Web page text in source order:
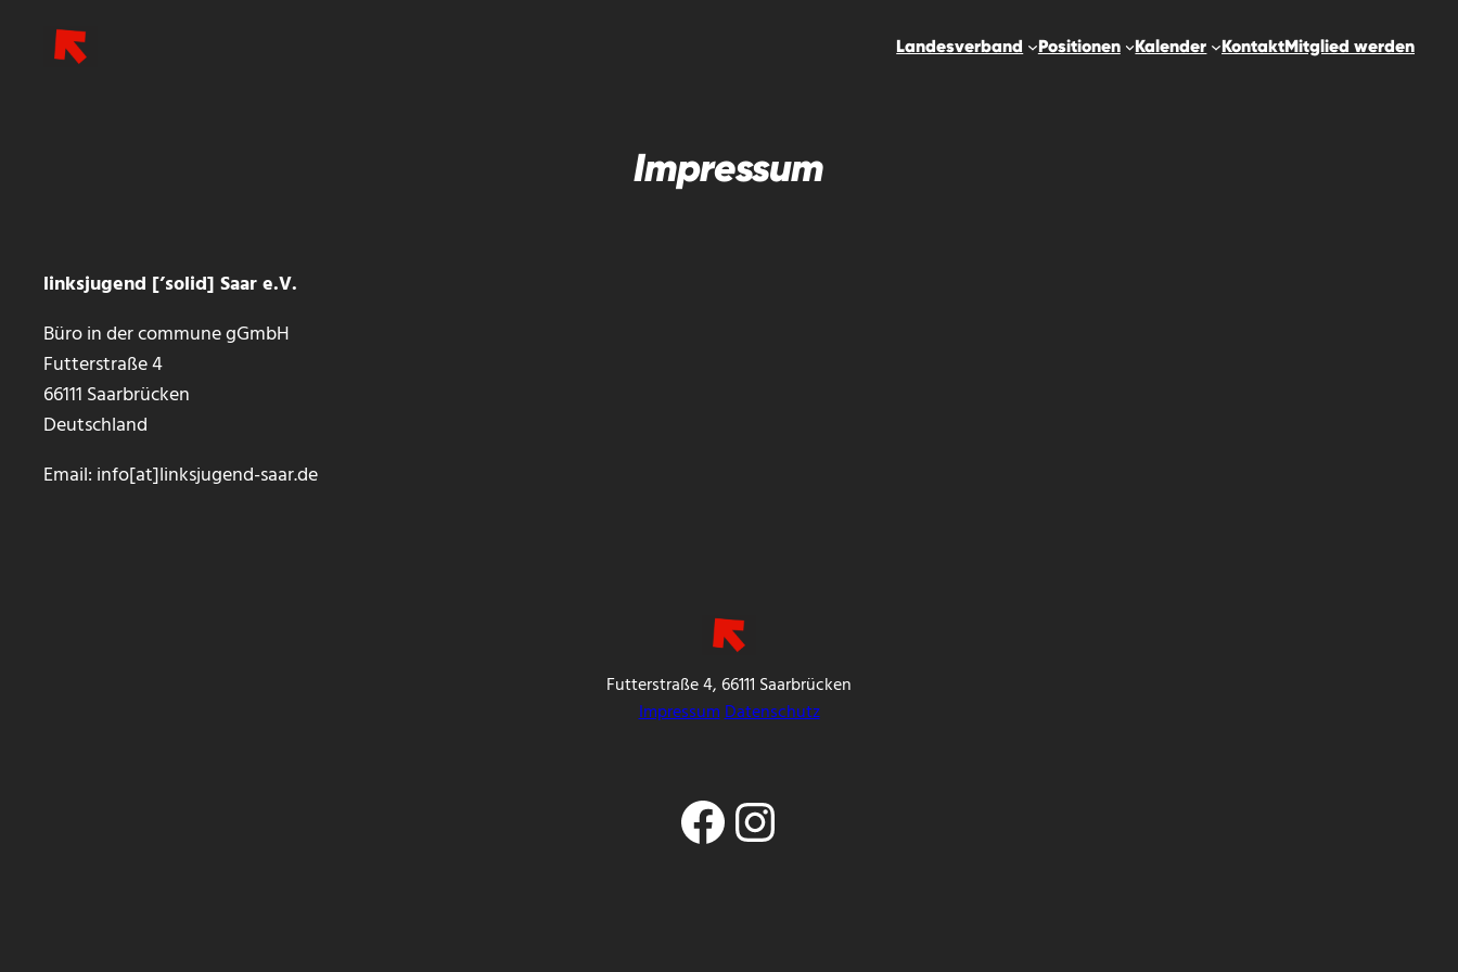
Inhalt
Landesverband Positionen Kalender KontaktMitglied werden
Impressum
linksjugend [’solid] Saar e.V.
Büro in der commune gGmbH
Futterstraße 4
66111 Saarbrücken
Deutschland
Email: info[at]linksjugend-saar.de
Futterstraße 4, 66111 Saarbrücken
ImpressumDatenschutz
Facebook
Instagram